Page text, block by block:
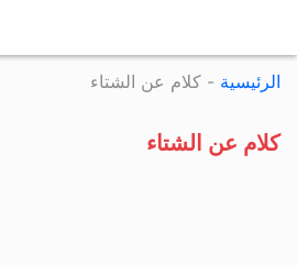
إلى
الرئيسية - كلام عن الشتاء
كلام عن الشتاء